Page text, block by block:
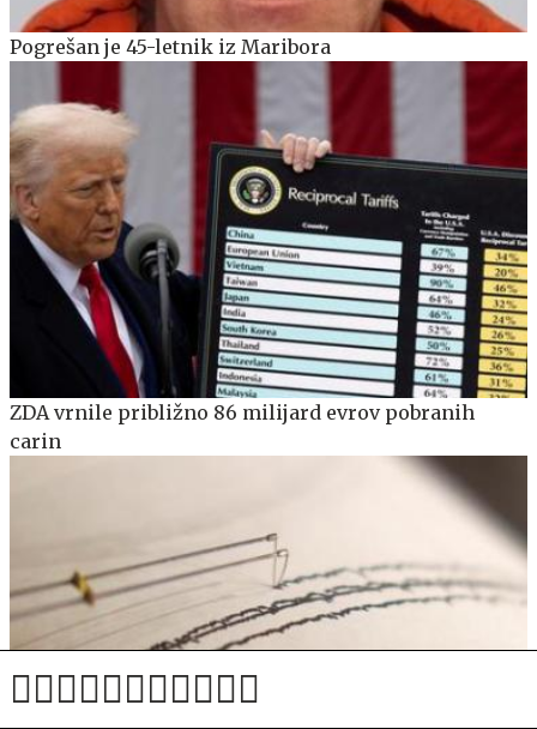
Pogrešan je 45-letnik iz Maribora
ZDA vrnile približno 86 milijard evrov pobranih
carin